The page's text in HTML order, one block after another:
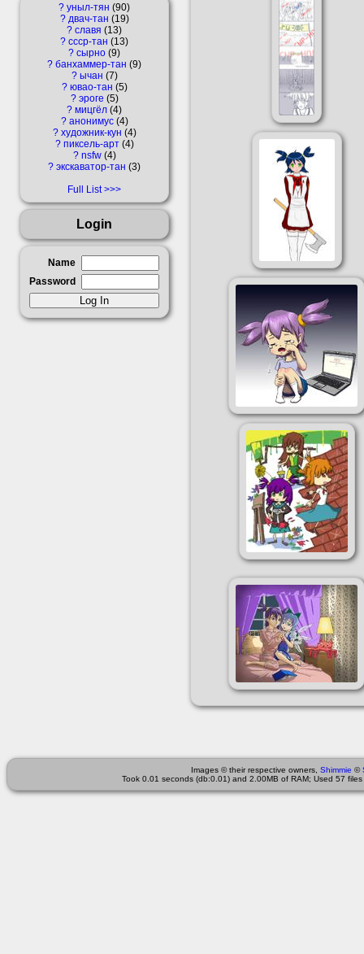
? уныл-тян 90
? двач-тан 19
? славя
13
? ссср-тан
13
? сырно 9
? банхаммер-тан 9
? ычан 7
? ювао-тан 5
? эроге 5
? мицгёл 4
? анонимус 4
? художник-кун 4
? пиксель-арт 4
? nsfw 4
? экскаватор-тан 3
Full List
Login
Name
Password
Images © their respective owners, Shimmie ©
Took 0.01 seconds (db:0.01) and 2.00MB of RAM; Used 57